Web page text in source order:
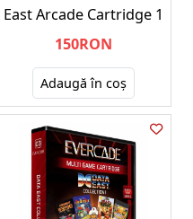
East Arcade Cartridge 1
150RON
Adaugă în coş